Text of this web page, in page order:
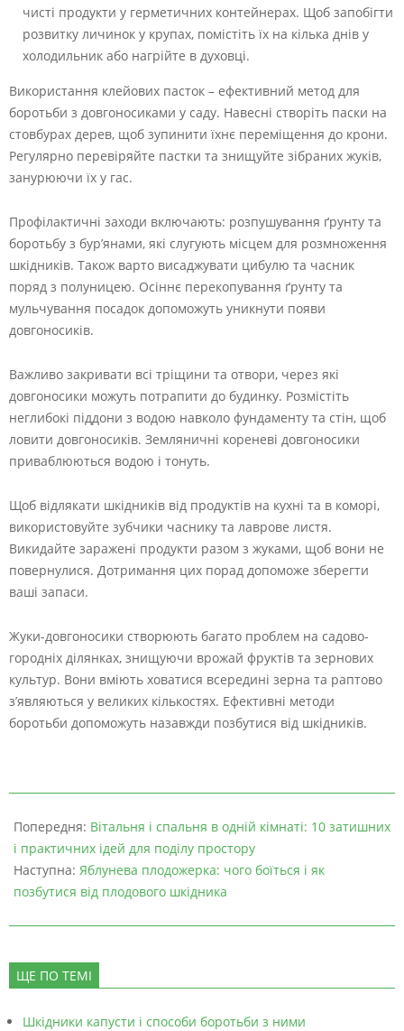
чисті продукти у герметичних контейнерах. Щоб запобігти
розвитку личинок у крупах, помістіть їх на кілька днів у
холодильник або нагрійте в духовці.
Використання клейових пасток – ефективний метод для
боротьби з довгоносиками у саду. Навесні створіть паски на
стовбурах дерев, щоб зупинити їхнє переміщення до крони.
Регулярно перевіряйте пастки та знищуйте зібраних жуків,
занурюючи їх у гас.
Профілактичні заходи включають: розпушування ґрунту та
боротьбу з бур’янами, які слугують місцем для розмноження
шкідників. Також варто висаджувати цибулю та часник
поряд з полуницею. Осіннє перекопування ґрунту та
мульчування посадок допоможуть уникнути появи
довгоносиків.
Важливо закривати всі тріщини та отвори, через які
довгоносики можуть потрапити до будинку. Розмістіть
неглибокі піддони з водою навколо фундаменту та стін, щоб
ловити довгоносиків. Земляничні кореневі довгоносики
приваблюються водою і тонуть.
Щоб відлякати шкідників від продуктів на кухні та в коморі,
використовуйте зубчики часнику та лаврове листя.
Викидайте заражені продукти разом з жуками, щоб вони не
повернулися. Дотримання цих порад допоможе зберегти
ваші запаси.
Жуки-довгоносики створюють багато проблем на садово-
городніх ділянках, знищуючи врожай фруктів та зернових
культур. Вони вміють ховатися всередині зерна та раптово
з’являються у великих кількостях. Ефективні методи
боротьби допоможуть назавжди позбутися від шкідників.
Попередня: Вітальня і спальня в одній кімнаті: 10 затишних
і практичних ідей для поділу простору
Наступна: Яблунева плодожерка: чого боїться і як
позбутися від плодового шкідника
ЩЕ ПО ТЕМІ
Шкідники капусти і способи боротьби з ними